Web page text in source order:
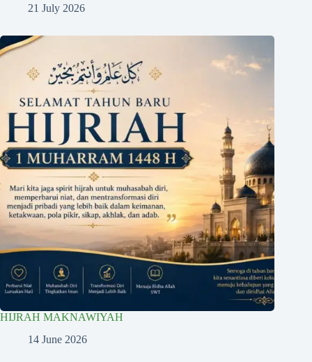
21 July 2026
HIJRAH MAKNAWIYAH
14 June 2026